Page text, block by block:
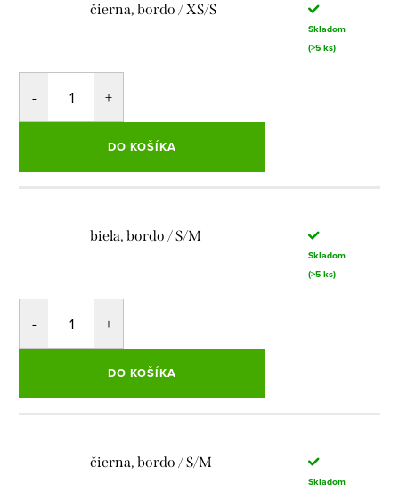
čierna, bordo / XS/S
Skladom
(>5 ks)
DO KOŠÍKA
biela, bordo / S/M
Skladom
(>5 ks)
DO KOŠÍKA
čierna, bordo / S/M
Skladom